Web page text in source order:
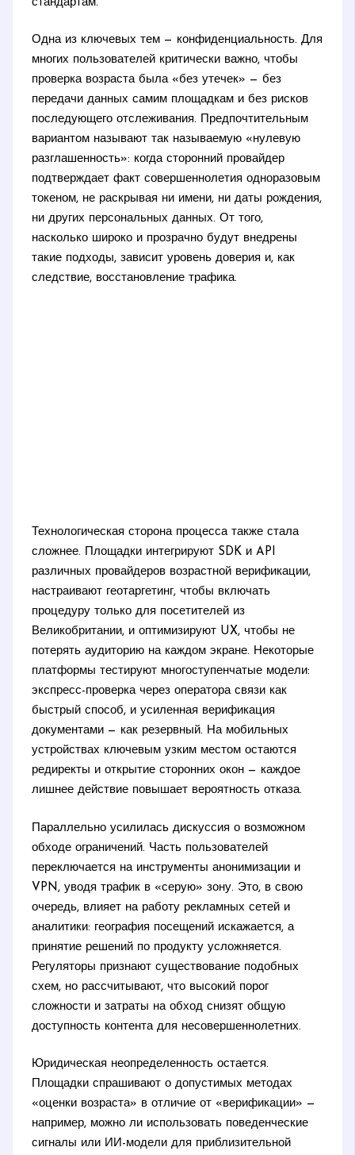
стандартам.
Одна из ключевых тем — конфиденциальность. Для
многих пользователей критически важно, чтобы
проверка возраста была «без утечек» — без
передачи данных самим площадкам и без рисков
последующего отслеживания. Предпочтительным
вариантом называют так называемую «нулевую
разглашенность»: когда сторонний провайдер
подтверждает факт совершеннолетия одноразовым
токеном, не раскрывая ни имени, ни даты рождения,
ни других персональных данных. От того,
насколько широко и прозрачно будут внедрены
такие подходы, зависит уровень доверия и, как
следствие, восстановление трафика.
Технологическая сторона процесса также стала
сложнее. Площадки интегрируют SDK и API
различных провайдеров возрастной верификации,
настраивают геотаргетинг, чтобы включать
процедуру только для посетителей из
Великобритании, и оптимизируют UX, чтобы не
потерять аудиторию на каждом экране. Некоторые
платформы тестируют многоступенчатые модели:
экспресс-проверка через оператора связи как
быстрый способ, и усиленная верификация
документами — как резервный. На мобильных
устройствах ключевым узким местом остаются
редиректы и открытие сторонних окон — каждое
лишнее действие повышает вероятность отказа.
Параллельно усилилась дискуссия о возможном
обходе ограничений. Часть пользователей
переключается на инструменты анонимизации и
VPN, уводя трафик в «серую» зону. Это, в свою
очередь, влияет на работу рекламных сетей и
аналитики: география посещений искажается, а
принятие решений по продукту усложняется.
Регуляторы признают существование подобных
схем, но рассчитывают, что высокий порог
сложности и затраты на обход снизят общую
доступность контента для несовершеннолетних.
Юридическая неопределенность остается.
Площадки спрашивают о допустимых методах
«оценки возраста» в отличие от «верификации» —
например, можно ли использовать поведенческие
сигналы или ИИ-модели для приблизительной